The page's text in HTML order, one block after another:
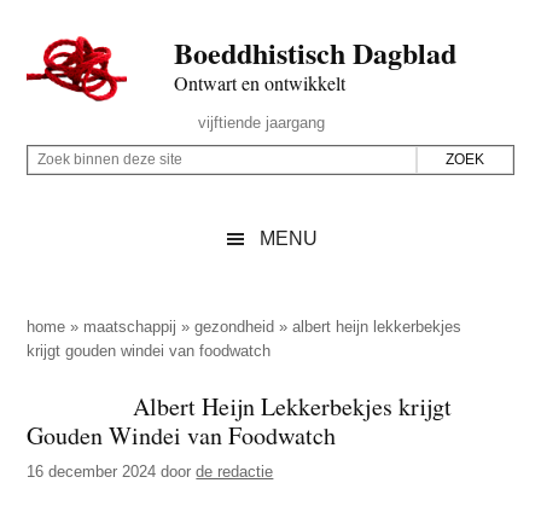
naar
de
inhoud
secondary
naar
de
sidebar
naar
de
Boeddhistisch Dagblad
Ontwart en ontwikkelt
Rechts
vijftiende jaargang
Z
p
d
z
e
Z
i
n
n
d
MENU
home » maatschappij »gezondheid »albert heijn lekkerbekjes
krijgt gouden windei van foodwatch
Albert Heijn Lekkerbekjes krijgt
Gouden Windei van Foodwatch
16 december 2024 doorde redactie